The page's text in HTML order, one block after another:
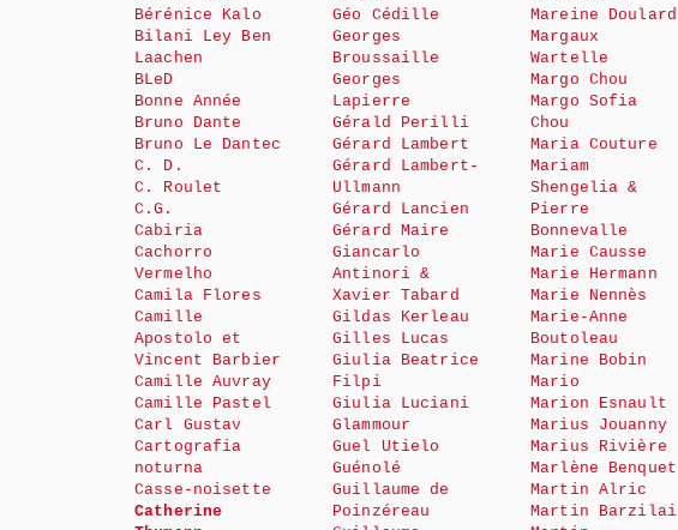
Bérénice Kalo
Bilani Ley Ben
Laachen
BLeD
Bonne Année
Bruno Dante
Bruno Le Dantec
C. D.
C. Roulet
C.G.
Cabiria
Cachorro
Vermelho
Camila Flores
Camille
Apostolo et
Vincent Barbier
Camille Auvray
Camille Pastel
Carl Gustav
Cartografia
noturna
Casse-noisette
Catherine
Géo Cédille
Georges
Broussaille
Georges
Lapierre
Gérald Perilli
Gérard Lambert
Gérard Lambert-
Ullmann
Gérard Lancien
Gérard Maire
Giancarlo
Antinori &
Xavier Tabard
Gildas Kerleau
Gilles Lucas
Giulia Beatrice
Filpi
Giulia Luciani
Glammour
Guel Utielo
Guénolé
Guillaume de
Poinzéreau
Mareine Doulard
Margaux
Wartelle
Margo Chou
Margo Sofia
Chou
Maria Couture
Mariam
Shengelia &
Pierre
Bonnevalle
Marie Causse
Marie Hermann
Marie Nennès
Marie-Anne
Boutoleau
Marine Bobin
Mario
Marion Esnault
Marius Jouanny
Marius Rivière
Marlène Benquet
Martin Alric
Martin Barzilai